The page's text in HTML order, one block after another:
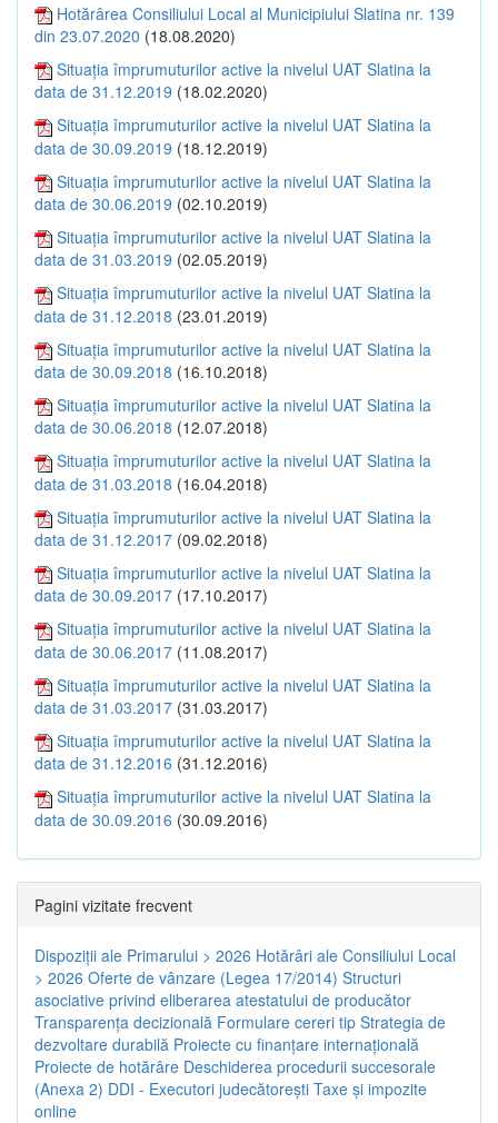
Hotărârea Consiliului Local al Municipiului Slatina nr. 139
din 23.07.2020 (18.08.2020)
Situația împrumuturilor active la nivelul UAT Slatina la
data de 31.12.2019 (18.02.2020)
Situația împrumuturilor active la nivelul UAT Slatina la
data de 30.09.2019 (18.12.2019)
Situația împrumuturilor active la nivelul UAT Slatina la
data de 30.06.2019 (02.10.2019)
Situația împrumuturilor active la nivelul UAT Slatina la
data de 31.03.2019 (02.05.2019)
Situația împrumuturilor active la nivelul UAT Slatina la
data de 31.12.2018 (23.01.2019)
Situația împrumuturilor active la nivelul UAT Slatina la
data de 30.09.2018 (16.10.2018)
Situația împrumuturilor active la nivelul UAT Slatina la
data de 30.06.2018 (12.07.2018)
Situația împrumuturilor active la nivelul UAT Slatina la
data de 31.03.2018 (16.04.2018)
Situația împrumuturilor active la nivelul UAT Slatina la
data de 31.12.2017 (09.02.2018)
Situația împrumuturilor active la nivelul UAT Slatina la
data de 30.09.2017 (17.10.2017)
Situația împrumuturilor active la nivelul UAT Slatina la
data de 30.06.2017 (11.08.2017)
Situația împrumuturilor active la nivelul UAT Slatina la
data de 31.03.2017 (31.03.2017)
Situația împrumuturilor active la nivelul UAT Slatina la
data de 31.12.2016 (31.12.2016)
Situația împrumuturilor active la nivelul UAT Slatina la
data de 30.09.2016 (30.09.2016)
Pagini vizitate frecvent
Dispoziţii ale Primarului > 2026 Hotărâri ale Consiliului Local
> 2026 Oferte de vânzare (Legea 17/2014) Structuri
asociative privind eliberarea atestatului de producător
Transparenţa decizională Formulare cereri tip Strategia de
dezvoltare durabilă Proiecte cu finanţare internaţională
Proiecte de hotărâre Deschiderea procedurii succesorale
(Anexa 2) DDI - Executori judecătorești Taxe şi impozite
online